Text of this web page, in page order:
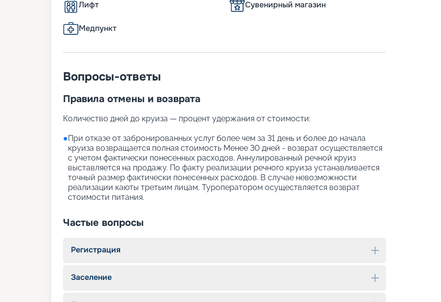
Лифт Сувенирный магазин
Медпункт
Вопросы-ответы
Правила отмены и возврата
Количество дней до круиза — процент удержания от стоимости:
●При отказе от забронированных услуг более чем за 31 день и более до начала
круиза возвращается полная стоимость Менее 30 дней - возврат осуществляется
с учетом фактически понесенных расходов. Аннулированный речной круиз
выставляется на продажу. По факту реализации речного круиза устанавливается
точный размер фактически понесенных расходов. В случае невозможности
реализации каюты третьим лицам, Туроператором осуществляется возврат
стоимости питания.
Частые вопросы
Регистрация
Заселение